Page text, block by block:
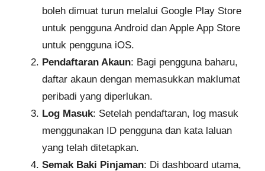
boleh dimuat turun melalui Google Play Store
untuk pengguna Android dan Apple App Store
untuk pengguna iOS.
Pendaftaran Akaun: Bagi pengguna baharu,
daftar akaun dengan memasukkan maklumat
peribadi yang diperlukan.​
Log Masuk: Setelah pendaftaran, log masuk
menggunakan ID pengguna dan kata laluan
yang telah ditetapkan.​
Semak Baki Pinjaman: Di dashboard utama,